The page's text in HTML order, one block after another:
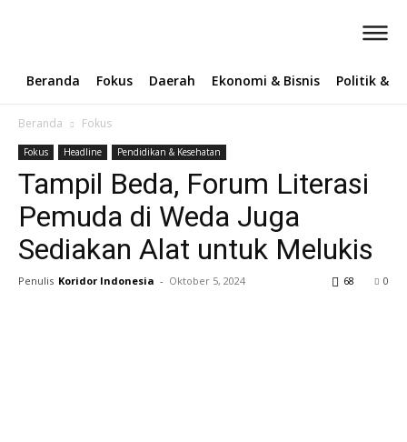
Beranda Fokus Daerah Ekonomi & Bisnis Politik &
Beranda Fokus
Fokus Headline Pendidikan & Kesehatan
Tampil Beda, Forum Literasi
Pemuda di Weda Juga
Sediakan Alat untuk Melukis
Penulis Koridor Indonesia - Oktober 5, 2024 0
68